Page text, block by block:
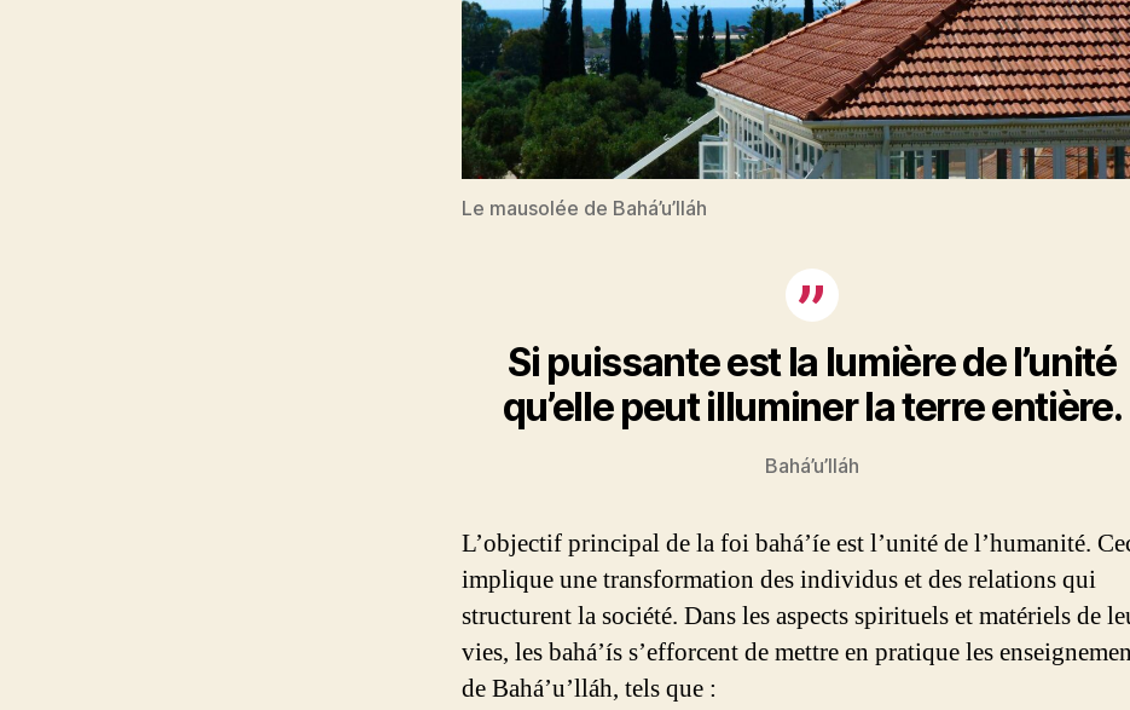
Le mausolée de Bahá’u’lláh
Si puissante est la lumière de l’unité
qu’elle peut illuminer la terre entière.
Bahá’u’lláh
L’objectif principal de la foi bahá’íe est l’unité de l’humanité.
implique une transformation des individus et des relations qui
structurent la société. Dans les aspects spirituels et matériels de
vies, les bahá’ís s’efforcent de mettre en pratique les
de Bahá’u’lláh, tels que :